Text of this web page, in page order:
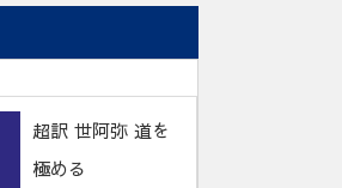
超訳 世阿弥 道を
極める